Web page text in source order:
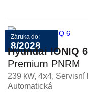
Záruka do:
8/2028
Hyundai IONIQ 6
Premium PNRM
239 kW, 4x4, Servisní
Automatická